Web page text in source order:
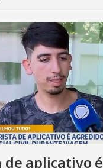
aplicativo é